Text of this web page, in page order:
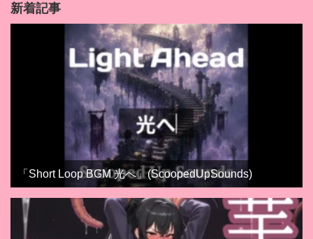
新着記事
「Short Loop BGM 光へ」(ScoopedUpSounds)